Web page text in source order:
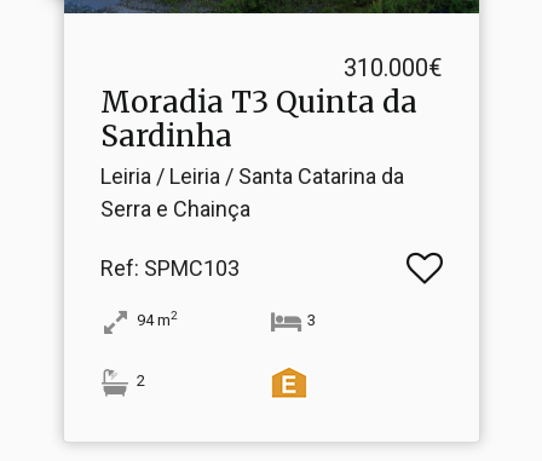
310.000€
Moradia T3 Quinta da
Sardinha
Leiria / Leiria / Santa Catarina da
Serra e Chainça
Ref: SPMC103
94m2 3
2